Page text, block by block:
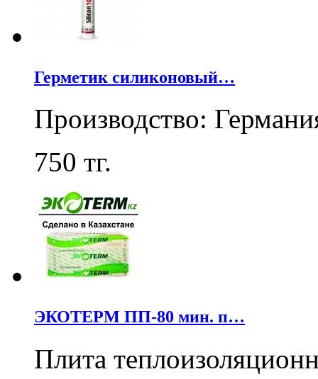
Герметик силиконовый…
Производство:
750 тг.
ЭКОТЕРМ ПП-80 мин. п…
Плита